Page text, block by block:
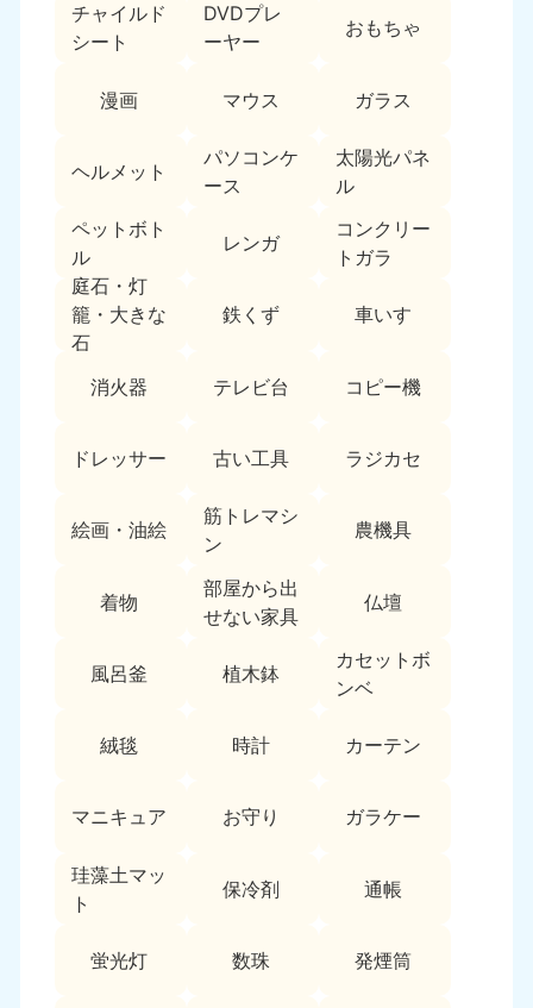
チャイルド
シート
DVDプレ
ーヤー
おもちゃ
漫画 マウス ガラス
ヘルメット
パソコンケ
ース
太陽光パネ
ル
ペットボト
ル
レンガ
コンクリー
トガラ
庭石・灯
籠・大きな
石
鉄くず 車いす
消火器 テレビ台 コピー機
ドレッサー 古い工具 ラジカセ
絵画・油絵
筋トレマシ
ン
農機具
着物
部屋から出
せない家具
仏壇
風呂釜 植木鉢
カセットボ
ンベ
絨毯 時計 カーテン
マニキュア お守り ガラケー
珪藻土マッ
ト
保冷剤 通帳
蛍光灯 数珠 発煙筒
滋賀県
9:00〜19:00 年中無休 9:00〜19:00 年中無休
050-1881-5248
中国
岡山県
050-1881-5146
9:00〜19:00 年中無休
山口県
050-1880-9900
9:00〜19:00 年中無休 9:00〜19:00 年中無休
島根県
050-1881-5145
四国
香川県
050-1880-9899
徳島県
050-1880-9898
9:00〜19:00 年中無休 9:00〜19:00 年中無休
9:00〜19:00 年中無休 9:00〜19:00 年中無休